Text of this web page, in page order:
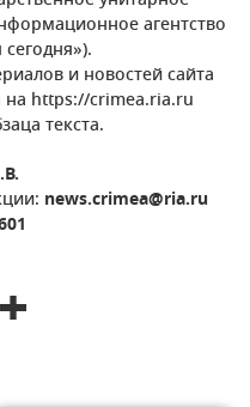
агентство
и новостей сайта
https://crimea.ria.ru
текста.
news.crimea@ria.ru